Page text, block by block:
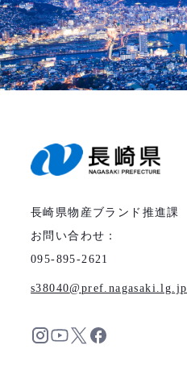
長崎県物産ブランド推進課
お問い合わせ：
095-895-2621
s38040 pref.nagasaki.lg.jp